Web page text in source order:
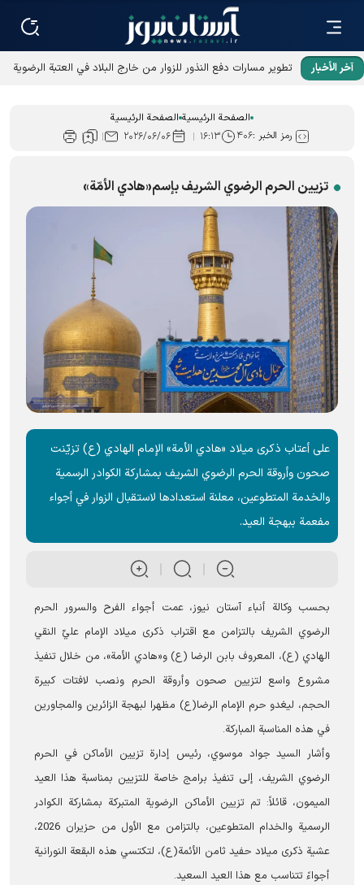
آخر الأخبار
تطوير مسارات دفع النذور للزوار من خارج البلاد في العتبة الرضوية
الصفحة الرئيسية الصفحة الرئيسية
رمز الخبر :۴۰۶ ۱۶:۱۳ ۲۰۲۶/۰۶/۰۶
تزیین الحرم الرضوي الشریف بإسم«هادي الأمّة»
على أعتاب ذكرى ميلاد «هادي الأمة» الإمام الهادي (ع) تزيّنت
صحون وأروقة الحرم الرضوي الشریف بمشاركة الكوادر الرسمية
والخدمة المتطوعين، معلنة استعدادها لاستقبال الزوار في أجواء
مفعمة ببهجة العيد.
بحسب وكالة أنباء آستان نيوز، عمت أجواء الفرح والسرور الحرم
الرضوي الشریف بالتزامن مع اقتراب ذكرى ميلاد الإمام عليّ النقي
الهادي (ع)، المعروف بابن الرضا (ع) و«هادي الأمة»، من خلال تنفيذ
مشروع واسع لتزيين صحون وأروقة الحرم ونصب لافتات كبيرة
الحجم، ليغدو حرم الإمام الرضا(ع) مظهرا لبهجة الزائرين والمجاورين
في هذه المناسبة المباركة.
وأشار السيد جواد موسوي، رئيس إدارة تزيين الأماکن في الحرم
الرضوي الشریف، إلى تنفيذ برامج خاصة للتزيين بمناسبة هذا العيد
الميمون، قائلاً: تم تزيين الأماكن الرضوية المتبرکة بمشاركة الكوادر
الرسمية والخدام المتطوعين، بالتزامن مع الأول من حزیران 2026،
عشية ذكرى ميلاد حفيد ثامن الأئمة(ع)، لتكتسي هذه البقعة النورانية
أجواءً تتناسب مع هذا العيد السعيد.